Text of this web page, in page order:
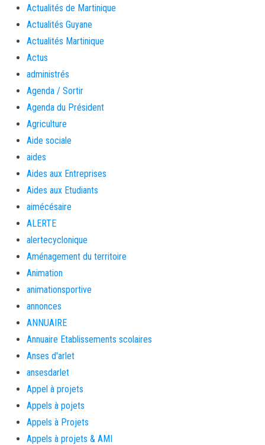
Actualités de Martinique
Actualités Guyane
Actualités Martinique
Actus
administrés
Agenda / Sortir
Agenda du Président
Agriculture
Aide sociale
aides
Aides aux Entreprises
Aides aux Etudiants
aimécésaire
ALERTE
alertecyclonique
Aménagement du territoire
Animation
animationsportive
annonces
ANNUAIRE
Annuaire Etablissements scolaires
Anses d'arlet
ansesdarlet
Appel à projets
Appels à pojets
Appels à Projets
Appels à projets & AMI